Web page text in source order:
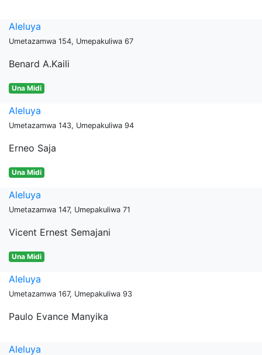
Aleluya
Umetazamwa 154, Umepakuliwa 67
Benard A.Kaili
Una Midi
Aleluya
Umetazamwa 143, Umepakuliwa 94
Erneo Saja
Una Midi
Aleluya
Umetazamwa 147, Umepakuliwa 71
Vicent Ernest Semajani
Una Midi
Aleluya
Umetazamwa 167, Umepakuliwa 93
Paulo Evance Manyika
Aleluya